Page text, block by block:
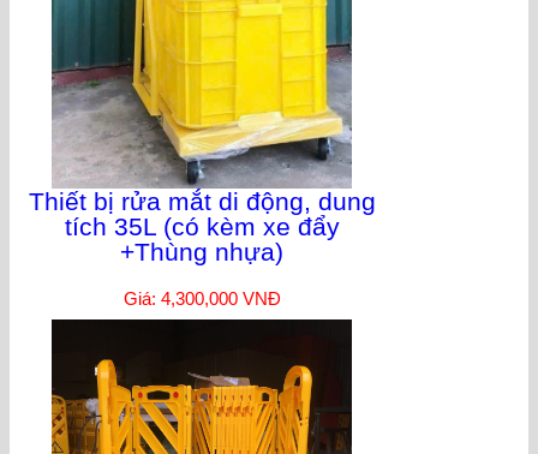
Thiết bị rửa mắt di động, dung
tích 35L (có kèm xe đẩy
+Thùng nhựa)
Giá: 4,300,000 VNĐ